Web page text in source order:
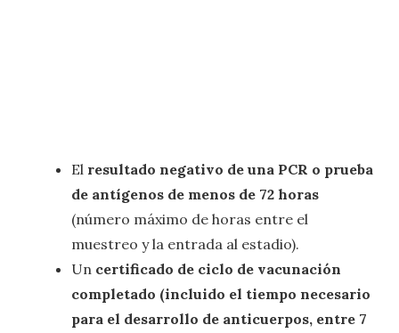
El resultado negativo de una PCR o prueba
de antígenos de menos de 72 horas
(número máximo de horas entre el
muestreo y la entrada al estadio).
Un certificado de ciclo de vacunación
completado (incluido el tiempo necesario
para el desarrollo de anticuerpos, entre 7